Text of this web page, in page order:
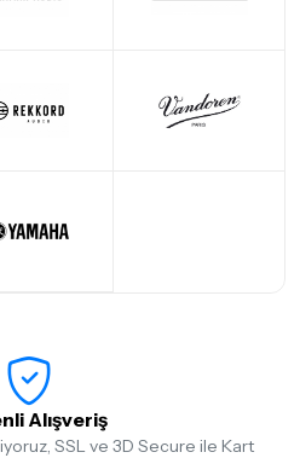
Alışveriş
SSL ve 3D Secure ile Kart